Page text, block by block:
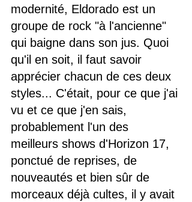
modernité, Eldorado est un
groupe de rock "à l'ancienne"
qui baigne dans son jus. Quoi
qu'il en soit, il faut savoir
apprécier chacun de ces deux
styles... C'était, pour ce que j'ai
vu et ce que j'en sais,
probablement l'un des
meilleurs shows d'Horizon 17,
ponctué de reprises, de
nouveautés et bien sûr de
morceaux déjà cultes, il y avait